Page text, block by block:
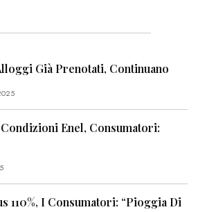
Già Prenotati, Continuano
Enel, Consumatori:
110%, I Consumatori: “Pioggia Di